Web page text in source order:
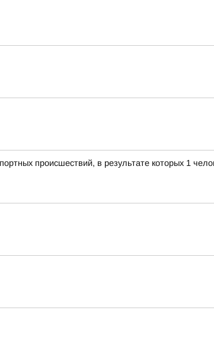
происшествий, в результате которых 1